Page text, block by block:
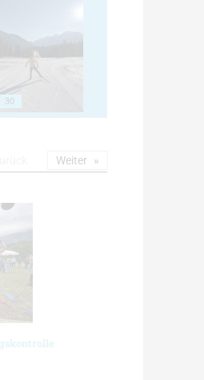
30
Weiter